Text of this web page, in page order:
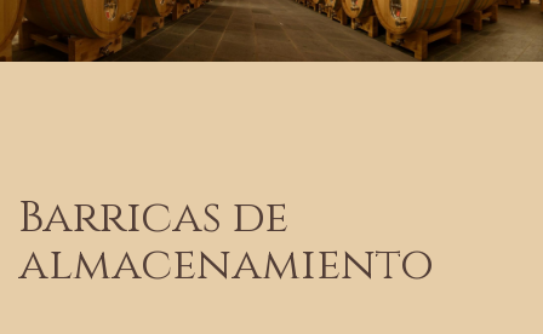
Barricas de
almacenamiento